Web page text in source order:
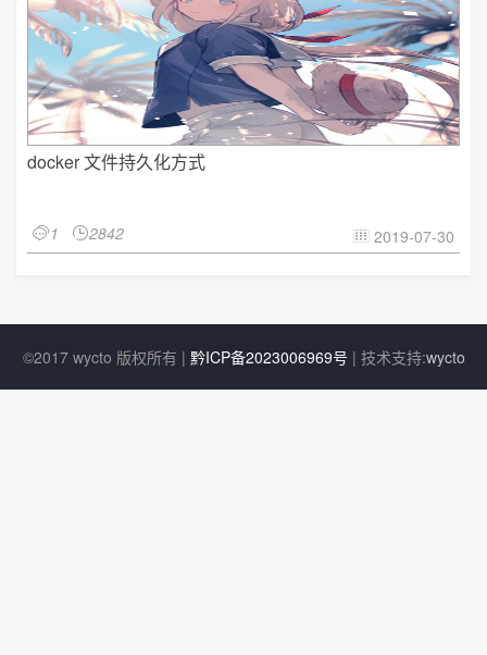
docker 文件持久化方式
1 2842  2019-07-30
©2017 wycto 版权所有 | 黔ICP备2023006969号 | 技术支持:wycto